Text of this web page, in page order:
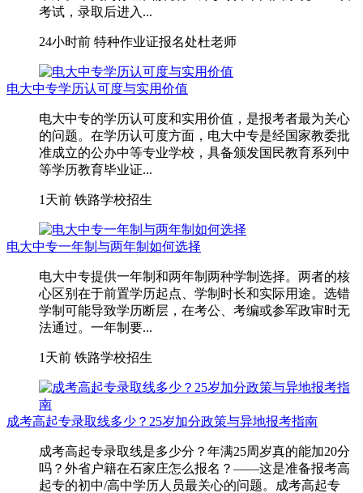
考试，录取后进入...
24小时前 特种作业证报名处杜老师
电大中专学历认可度与实用价值
电大中专的学历认可度和实用价值，是报考者最为关心
的问题。在学历认可度方面，电大中专是经国家教委批
准成立的公办中等专业学校，具备颁发国民教育系列中
等学历教育毕业证...
1天前 铁路学校招生
电大中专一年制与两年制如何选择
电大中专提供一年制和两年制两种学制选择。两者的核
心区别在于前置学历起点、学制时长和实际用途。选错
学制可能导致学历断层，在考公、考编或参军政审时无
法通过。一年制要...
1天前 铁路学校招生
成考高起专录取线多少？25岁加分政策与异地报考指南
成考高起专录取线是多少分？年满25周岁真的能加20分
吗？外省户籍在石家庄怎么报名？——这是准备报考高
起专的初中/高中学历人员最关心的问题。成考高起专